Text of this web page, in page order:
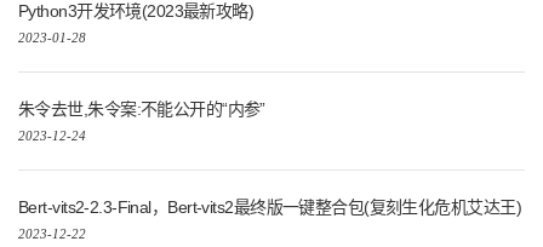
Python3开发环境(2023最新攻略)
2023-01-28
朱令去世,朱令案:不能公开的“内参”
2023-12-24
Bert-vits2-2.3-Final，Bert-vits2最终版一键整合包(复刻生化危机艾达王)
2023-12-22